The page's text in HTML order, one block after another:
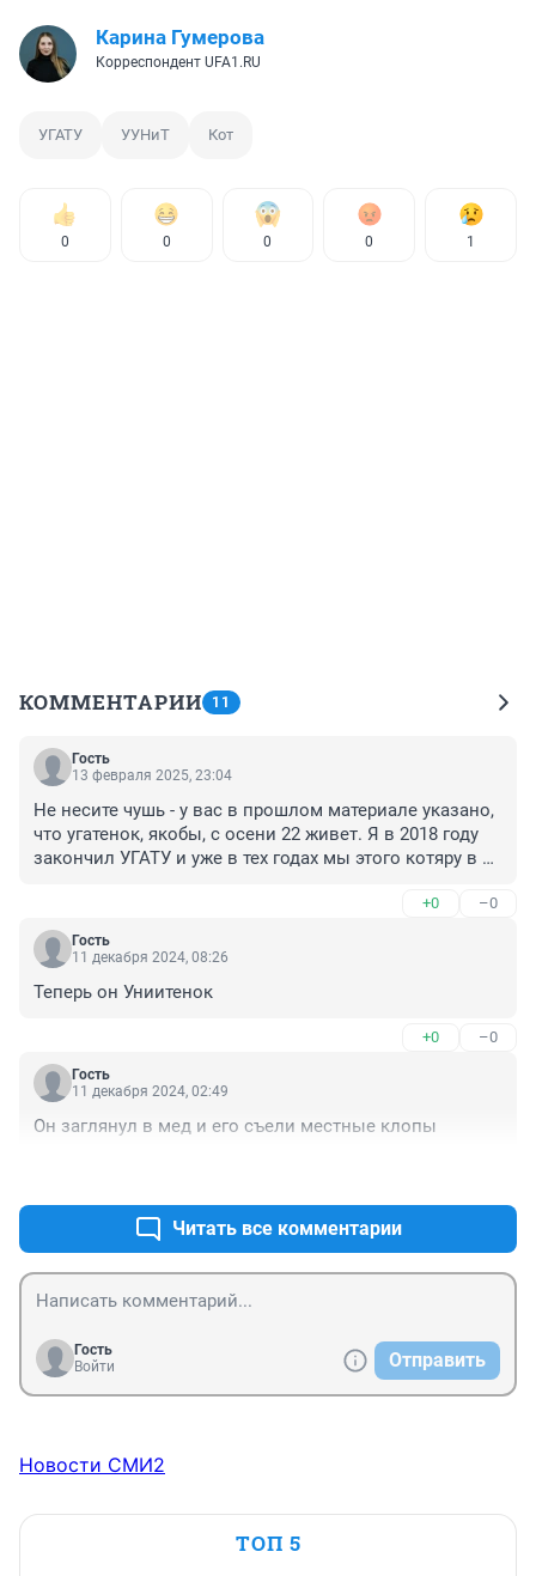
Карина Гумерова
Корреспондент UFA1.RU
УГАТУ УУНиТ Кот
0 0 0 0 1
КОММЕНТАРИИ 11
Гость
13 февраля 2025, 23:04
Не несите чушь - у вас в прошлом материале указано,
что угатенок, якобы, с осени 22 живет. Я в 2018 году
закончил УГАТУ и уже в тех годах мы этого котяру в
+0 –0
Гость
11 декабря 2024, 08:26
Теперь он Униитенок
+0 –0
Гость
11 декабря 2024, 02:49
Он заглянул в мед и его съели местные клопы
Читать все комментарии
Гость
Войти
Отправить
Новости СМИ2
ТОП 5